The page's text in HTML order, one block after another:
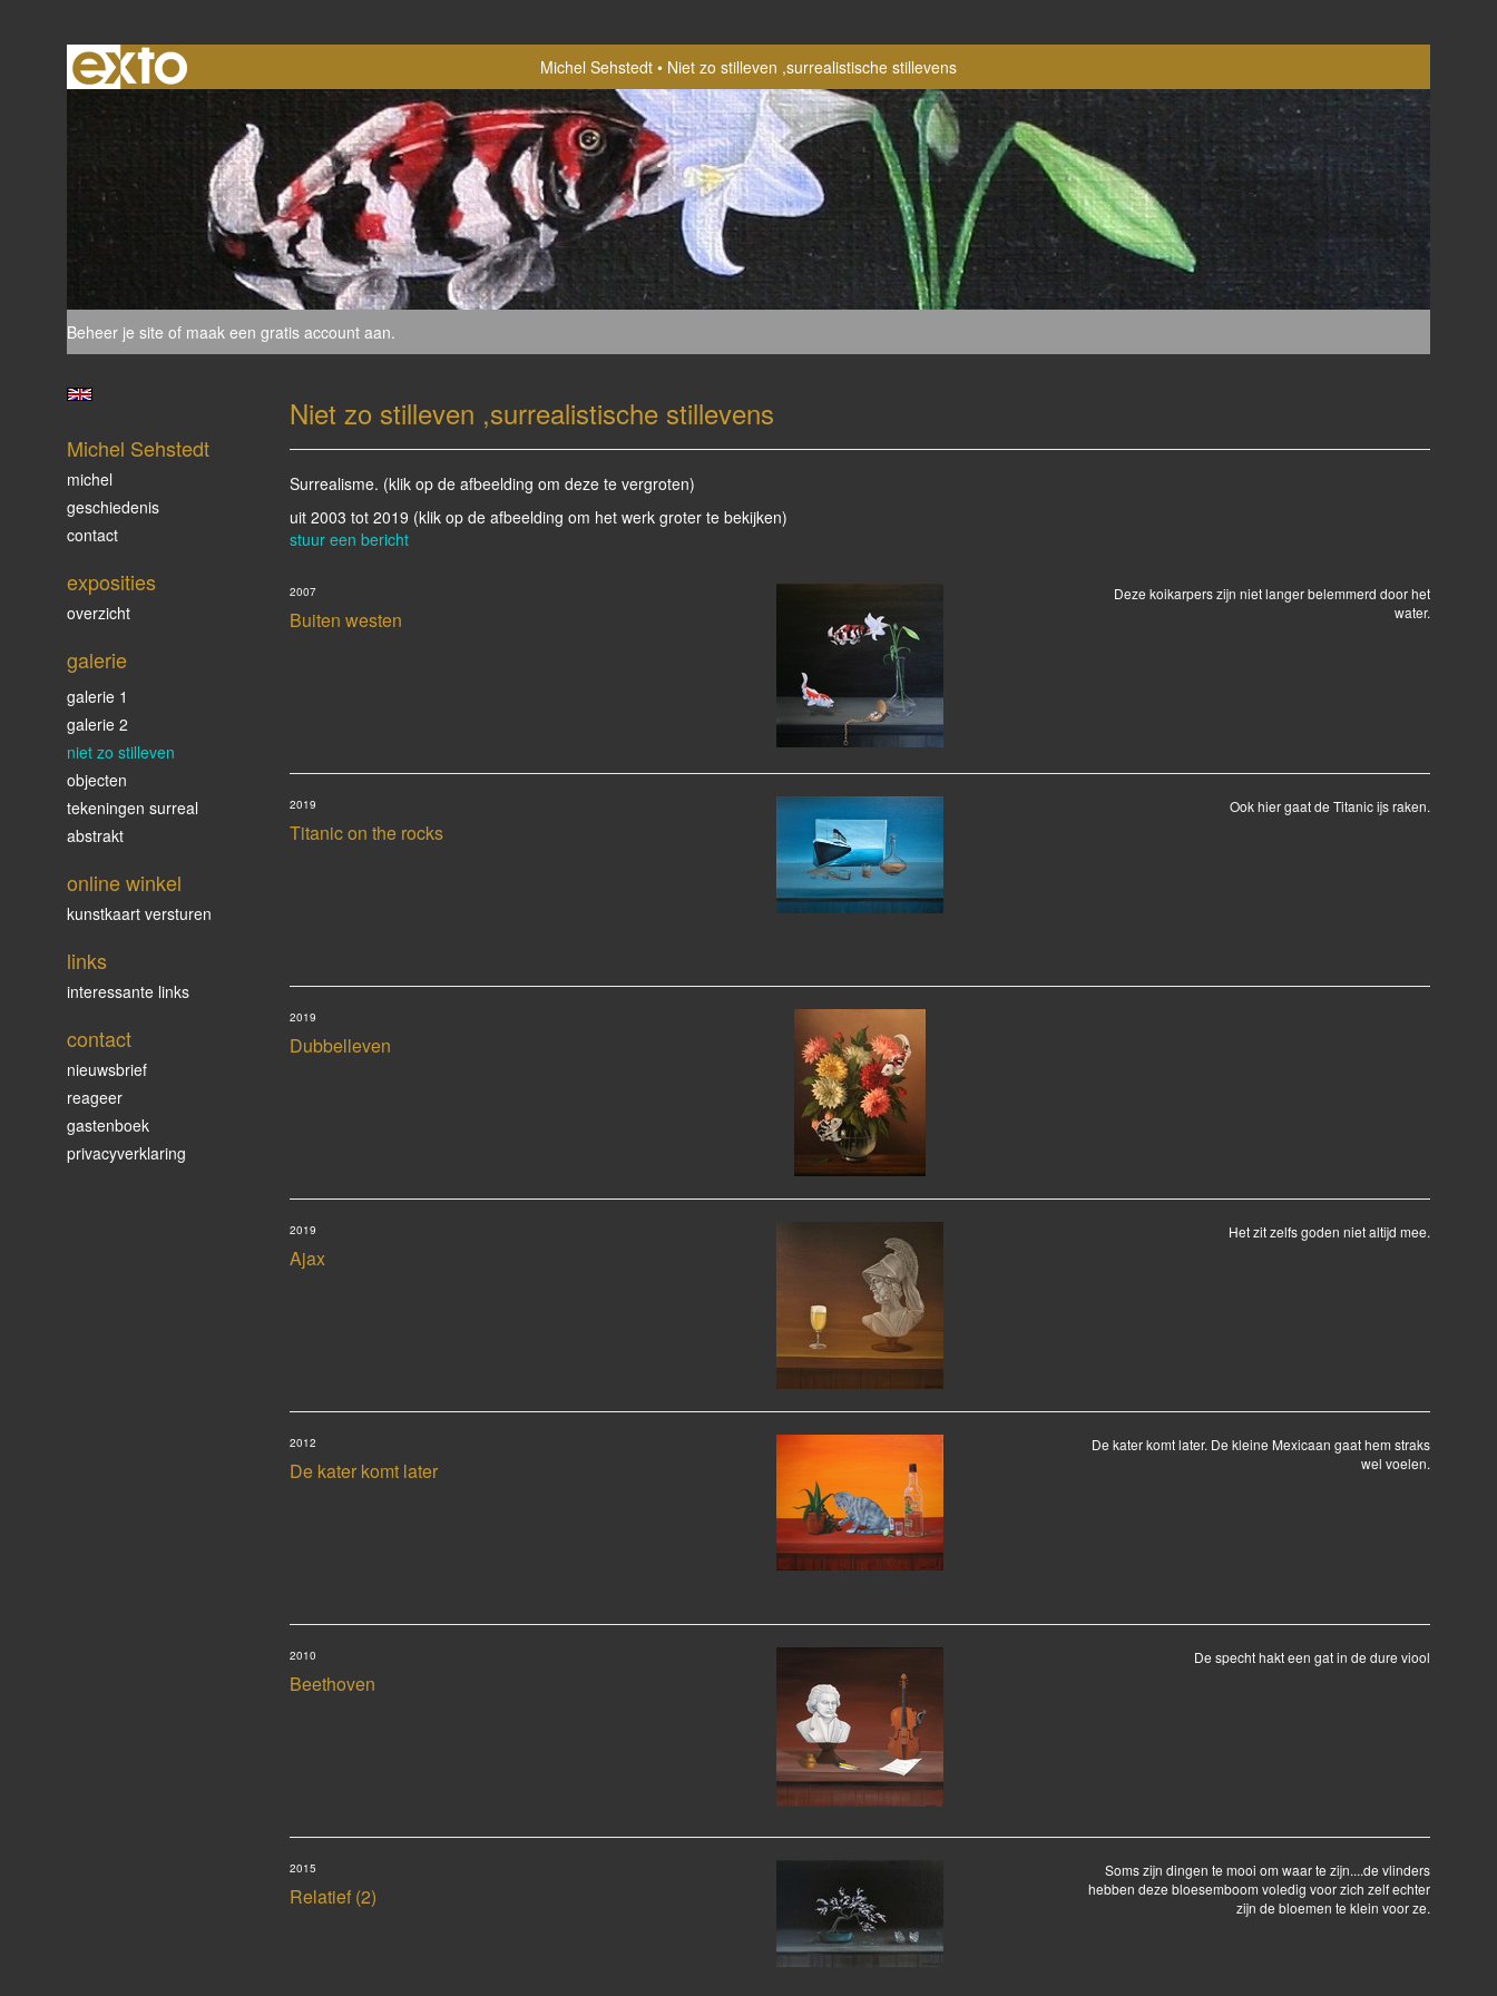
Michel Sehstedt Niet zo stilleven ,surrealistische stillevens
Beheer je site of maak een gratis account aan.
Niet zo stilleven ,surrealistische stillevens
Surrealisme. (klik op de afbeelding om deze te vergroten)
uit 2003 tot 2019 (klik op de afbeelding om het werk groter te bekijken)
stuur een bericht
Buiten westen
2007
Deze koikarpers zijn niet langer belemmerd door het
water.
Titanic on the rocks
2019 Ook hier gaat de Titanic ijs raken.
Dubbelleven
2019
Ajax
2019 Het zit zelfs goden niet altijd mee.
De kater komt later
2012
De kater komt later. De kleine Mexicaan gaat hem straks
wel voelen.
Beethoven
2010 De specht hakt een gat in de dure viool
Relatief (2)
2015
Soms zijn dingen te mooi om waar te zijn....de vlinders
hebben deze bloesemboom voledig voor zich zelf echter
zijn de bloemen te klein voor ze.
Michel Sehstedt
michel
geschiedenis
contact
exposities
overzicht
galerie
galerie 1
galerie 2
niet zo stilleven
objecten
tekeningen surreal
abstrakt
online winkel
kunstkaart versturen
links
interessante links
contact
nieuwsbrief
reageer
gastenboek
privacyverklaring